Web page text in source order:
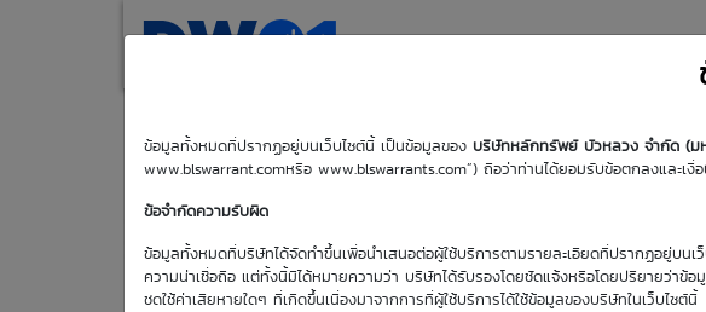
ข้อมูลทั้งหมดที่ปรากฏอยู่บนเว็บไซต์นี้ เป็นข้อมูลของ บริษัทหลักทรัพย์ บัวหลวง จำกัด (ม
www.blswarrant.comหรือ www.blswarrants.com”) ถือว่าท่านได้ยอมรับข้อตกลงและเงื่
ข้อจำกัดความรับผิด
ข้อมูลทั้งหมดที่บริษัทได้จัดทำขึ้นเพื่อนำเสนอต่อผู้ใช้บริการตามรายละเอียดที่ปรากฏอยู่บ
ความน่าเชื่อถือ แต่ทั้งนี้มิได้หมายความว่า บริษัทได้รับรองโดยชัดแจ้งหรือโดยปริยายว่า
ชดใช้ค่าเสียหายใดๆ ที่เกิดขึ้นเนื่องมาจากการที่ผู้ใช้บริการได้ใช้ข้อมูลของบริษัทในเว็บไซต์นี้
Home(current)
Search My DW
TIDLOR01C2611A